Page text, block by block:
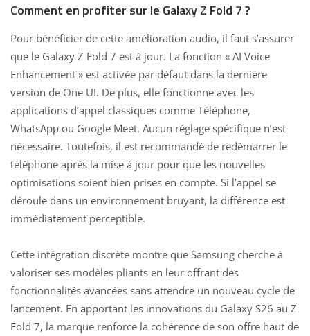
Comment en profiter sur le Galaxy Z Fold 7 ?
Pour bénéficier de cette amélioration audio, il faut s’assurer
que le Galaxy Z Fold 7 est à jour. La fonction « AI Voice
Enhancement » est activée par défaut dans la dernière
version de One UI. De plus, elle fonctionne avec les
applications d’appel classiques comme Téléphone,
WhatsApp ou Google Meet. Aucun réglage spécifique n’est
nécessaire. Toutefois, il est recommandé de redémarrer le
téléphone après la mise à jour pour que les nouvelles
optimisations soient bien prises en compte. Si l’appel se
déroule dans un environnement bruyant, la différence est
immédiatement perceptible.
Cette intégration discrète montre que Samsung cherche à
valoriser ses modèles pliants en leur offrant des
fonctionnalités avancées sans attendre un nouveau cycle de
lancement. En apportant les innovations du Galaxy S26 au Z
Fold 7, la marque renforce la cohérence de son offre haut de